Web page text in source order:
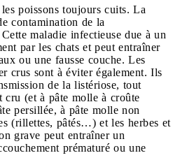
poissons toujours cuits. La
contamination de la
maladie infectieuse due à un
par les chats et peut entraîner
ou une fausse couche. Les
crus sont à éviter également. Ils
de la listériose, tout
cru (et à pâte molle à croûte
persillée, à pâte molle non
(rillettes, pâtés…) et les herbes et
grave peut entraîner un
prématuré ou une